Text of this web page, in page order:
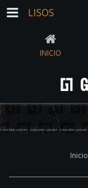
LISOS
INICIO
Inicio